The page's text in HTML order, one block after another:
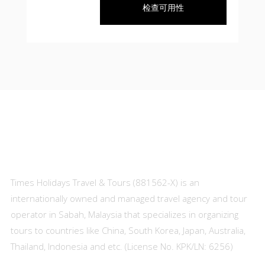
检查可用性
Times Holidays Travel & Tours (881562-X) is an
internationally owned and managed travel agency and tour
operator in Sabah, Malaysia that specializes in organizing
tours to countries like China, South Korea, Japan, Australia,
Thailand, Indonesia and etc. (License No. KPK/LN: 6256)